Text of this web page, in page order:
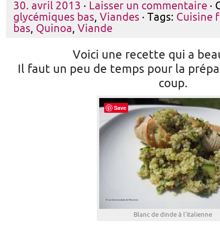
30. avril 2013 · Laisser un commentaire ·
glycémiques bas, Viandes · Tags: Cuisine
bas, Quinoa, Viande
Voici une recette qui a
Il faut un peu de temps pour la
coup.
Blanc de dinde à l'italienne
Save